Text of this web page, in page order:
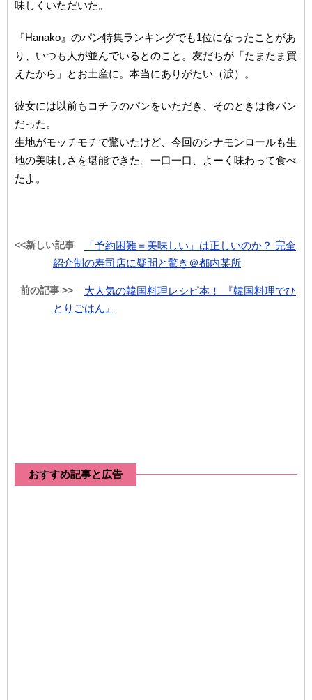
味しくいただいた。
『Hanako』のパン特集ランキングでも1位になったことがあ
り、いつも人が並んでいるとのこと。友だちが「たまたま買
えたから」とお土産に。本当にありがたい（涙）。
彼女には以前もコチラのパンをいただき、そのときは食パン
だった。
生地がモッチモチで驚いたけど、今回のシナモンロールも生
地の美味しさを堪能できた。一口一口、よーく味わって食べ
たよ。
<<新しい記事
「予約困難＝美味しい」は正しいのか？ 完全
紹介制の寿司店に疑問と驚き＠都内某所
前の記事 >>
大人気の韓国料理レシピ本！ 『韓国料理でひ
とりごはん』
おすすめ記事と広告